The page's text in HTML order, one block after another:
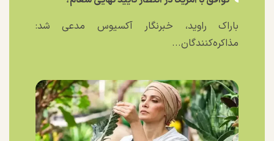
باراک راوید، خبرنگار آکسیوس مدعی شد:
مذاکره‌کنندگان...